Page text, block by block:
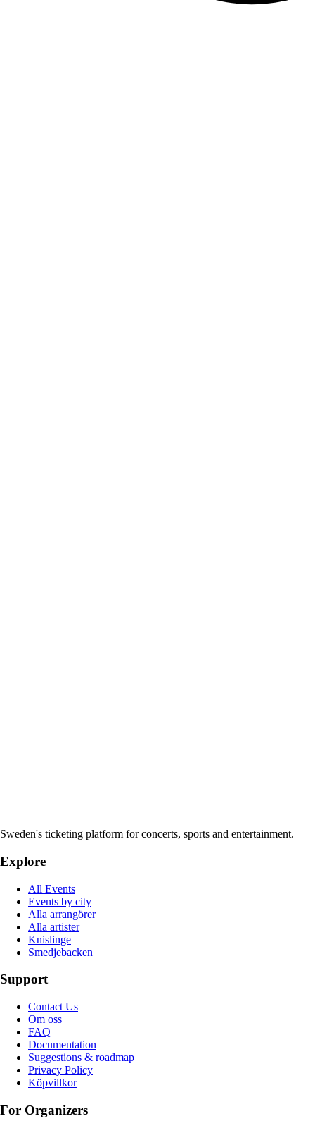
Sweden's ticketing platform for concerts, sports and entertainment.
Explore
All Events
Events by city
Alla arrangörer
Alla artister
Knislinge
Smedjebacken
Support
Contact Us
Om oss
FAQ
Documentation
Suggestions & roadmap
Privacy Policy
Köpvillkor
For Organizers